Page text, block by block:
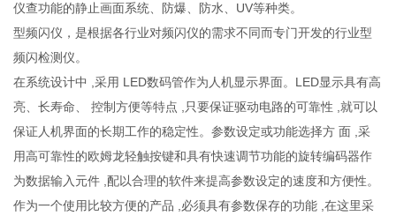
仪查功能的静止画面系统、防爆、防水、UV等种类。
型频闪仪，是根据各行业对频闪仪的需求不同而专门开发的行业型
频闪检测仪。
在系统设计中 ,采用 LED数码管作为人机显示界面。LED显示具有高
亮、长寿命、 控制方便等特点 ,只要保证驱动电路的可靠性 ,就可以
保证人机界面的长期工作的稳定性。参数设定或功能选择方 面 ,采
用高可靠性的欧姆龙轻触按键和具有快速调节功能的旋转编码器作
为数据输入元件 ,配以合理的软件来提高参数设定的速度和方便性。
作为一个使用比较方便的产品 ,必须具有参数保存的功能 ,在这里采